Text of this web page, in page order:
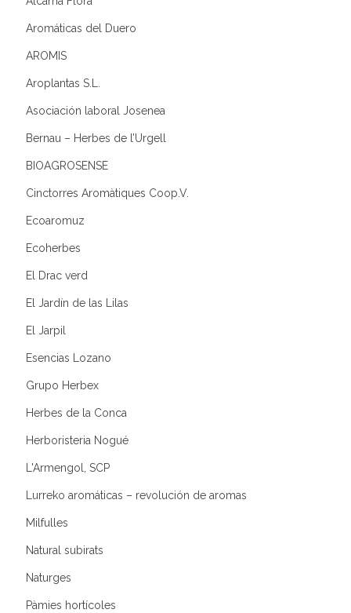
Aromáticas del Duero
AROMIS
Aroplantas S.L.
Asociación laboral Josenea
Bernau – Herbes de l’Urgell
BIOAGROSENSE
Cinctorres Aromàtiques Coop.V.
Ecoaromuz
Ecoherbes
El Drac verd
El Jardín de las Lilas
El Jarpil
Esencias Lozano
Grupo Herbex
Herbes de la Conca
Herboristeria Nogué
L'Armengol, SCP
Lurreko aromáticas – revolución de aromas
Milfulles
Natural subirats
Naturges
Pàmies hortícoles